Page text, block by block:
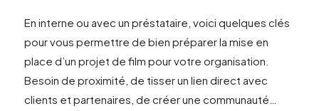
En interne ou avec un préstataire, voici quelques clés
pour vous permettre de bien préparer la mise en
place d’un projet de film pour votre organisation.
Besoin de proximité, de tisser un lien direct avec
clients et partenaires, de créer une communauté…